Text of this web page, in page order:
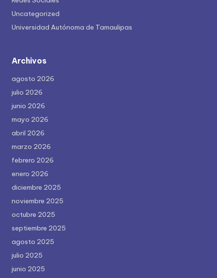
Uncategorized
Universidad Autónoma de Tamaulipas
Archivos
agosto 2026
julio 2026
junio 2026
mayo 2026
abril 2026
marzo 2026
febrero 2026
enero 2026
diciembre 2025
noviembre 2025
octubre 2025
septiembre 2025
agosto 2025
julio 2025
junio 2025